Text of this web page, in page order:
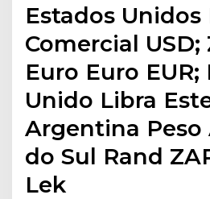
Estados Unidos
Comercial USD;
Euro Euro EUR;
Unido Libra
Argentina Peso
do Sul Rand
Lek